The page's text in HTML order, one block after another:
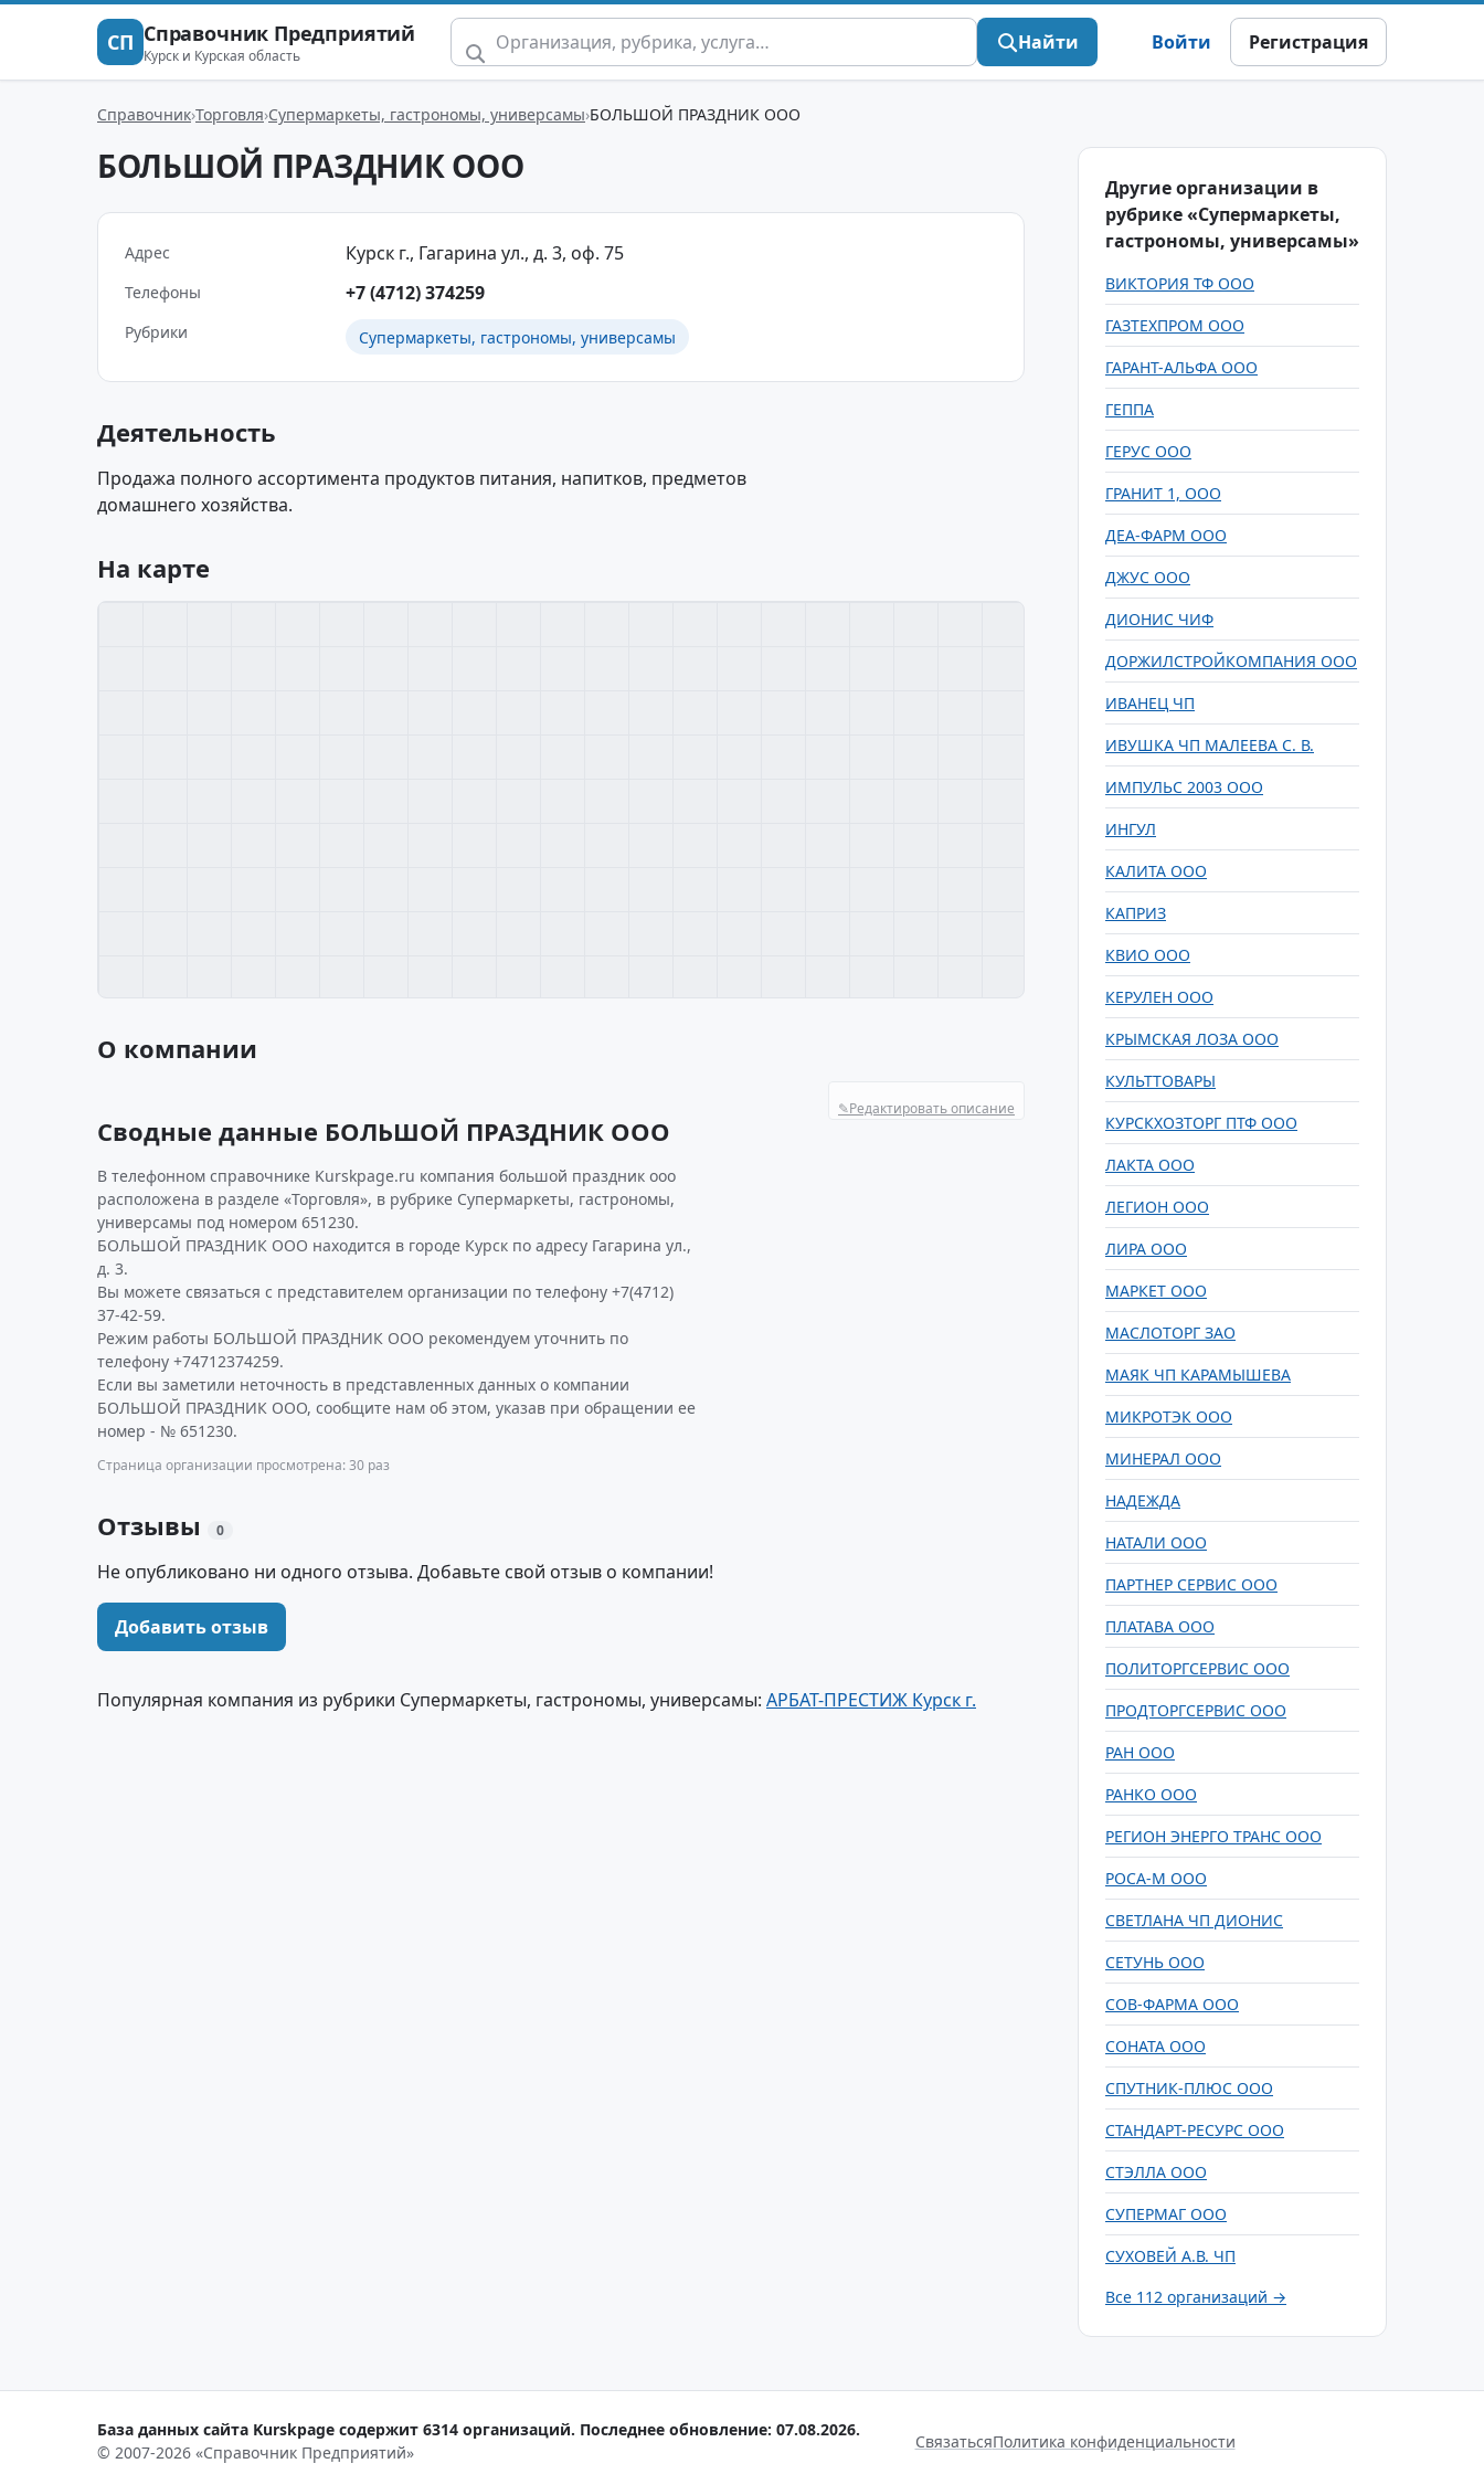
СП Справочник Предприятий
Курск и Курская область
Найти Войти Регистрация
Справочник Торговля Супермаркеты, гастрономы, универсамы БОЛЬШОЙ ПРАЗДНИК ООО
БОЛЬШОЙ ПРАЗДНИК ООО
Адрес Курск г., Гагарина ул., д. 3, оф. 75
Телефоны +7 (4712) 374259
Рубрики Супермаркеты, гастрономы, универсамы
Деятельность
Продажа полного ассортимента продуктов питания, напитков, предметов
домашнего хозяйства.
На карте
О компании
✎Редактировать описание
Сводные данные БОЛЬШОЙ ПРАЗДНИК ООО
В телефонном справочнике Kurskpage.ru компания большой праздник ооо
расположена в разделе «Торговля», в рубрике Супермаркеты, гастрономы,
универсамы под номером 651230.
БОЛЬШОЙ ПРАЗДНИК ООО находится в городе Курск по адресу Гагарина ул.,
д. 3.
Вы можете связаться с представителем организации по телефону +7(4712)
37-42-59.
Режим работы БОЛЬШОЙ ПРАЗДНИК ООО рекомендуем уточнить по
телефону +74712374259.
Если вы заметили неточность в представленных данных о компании
БОЛЬШОЙ ПРАЗДНИК ООО, сообщите нам об этом, указав при обращении ее
номер - № 651230.
Страница организации просмотрена: 30 раз
Отзывы 0
Не опубликовано ни одного отзыва. Добавьте свой отзыв о компании!
Добавить отзыв
Популярная компания из рубрики Супермаркеты, гастрономы, универсамы: АРБАТ-ПРЕСТИЖ Курск г.
Другие организации в
рубрике «Супермаркеты,
гастрономы, универсамы»
ВИКТОРИЯ ТФ ООО
ГАЗТЕХПРОМ ООО
ГАРАНТ-АЛЬФА ООО
ГЕППА
ГЕРУС ООО
ГРАНИТ 1, ООО
ДЕА-ФАРМ ООО
ДЖУС ООО
ДИОНИС ЧИФ
ДОРЖИЛСТРОЙКОМПАНИЯ ООО
ИВАНЕЦ ЧП
ИВУШКА ЧП МАЛЕЕВА С. В.
ИМПУЛЬС 2003 ООО
ИНГУЛ
КАЛИТА ООО
КАПРИЗ
КВИО ООО
КЕРУЛЕН ООО
КРЫМСКАЯ ЛОЗА ООО
КУЛЬТТОВАРЫ
КУРСКХОЗТОРГ ПТФ ООО
ЛАКТА ООО
ЛЕГИОН ООО
ЛИРА ООО
МАРКЕТ ООО
МАСЛОТОРГ ЗАО
МАЯК ЧП КАРАМЫШЕВА
МИКРОТЭК ООО
МИНЕРАЛ ООО
НАДЕЖДА
НАТАЛИ ООО
ПАРТНЕР СЕРВИС ООО
ПЛАТАВА ООО
ПОЛИТОРГСЕРВИС ООО
ПРОДТОРГСЕРВИС ООО
РАН ООО
РАНКО ООО
РЕГИОН ЭНЕРГО ТРАНС ООО
РОСА-М ООО
СВЕТЛАНА ЧП ДИОНИС
СЕТУНЬ ООО
СОВ-ФАРМА ООО
СОНАТА ООО
СПУТНИК-ПЛЮС ООО
СТАНДАРТ-РЕСУРС ООО
СТЭЛЛА ООО
СУПЕРМАГ ООО
СУХОВЕЙ А.В. ЧП
Все 112 организаций →
База данных сайта Kurskpage содержит 6314 организаций. Последнее обновление: 07.08.2026.
© 2007-2026 «Справочник Предприятий»
СвязатьсяПолитика конфиденциальности